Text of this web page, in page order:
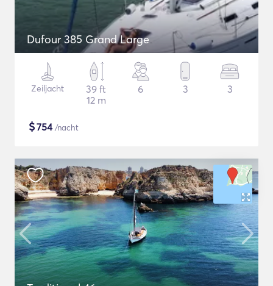
Dufour 385 Grand Large
Zeiljacht
39 ft
12 m
6 3 3
$754/nacht